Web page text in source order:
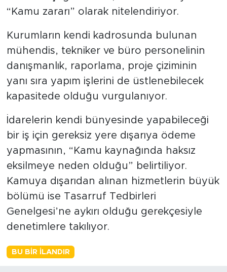
“Kamu zararı” olarak nitelendiriyor.
Kurumların kendi kadrosunda bulunan
mühendis, tekniker ve büro personelinin
danışmanlık, raporlama, proje çiziminin
yanı sıra yapım işlerini de üstlenebilecek
kapasitede olduğu vurgulanıyor.
İdarelerin kendi bünyesinde yapabileceği
bir iş için gereksiz yere dışarıya ödeme
yapmasının, “Kamu kaynağında haksız
eksilmeye neden olduğu” belirtiliyor.
Kamuya dışarıdan alınan hizmetlerin büyük
bölümü ise Tasarruf Tedbirleri
Genelgesi’ne aykırı olduğu gerekçesiyle
denetimlere takılıyor.
BU BIR İLANDIR